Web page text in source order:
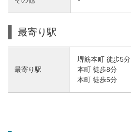
最寄り駅
最寄り駅
堺筋本町 徒歩5分
本町 徒歩8分
本町 徒歩5分